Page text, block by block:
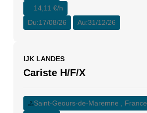
14,11 €/h
Du:17/08/26 Au:31/12/26
IJK LANDES
Cariste H/F/X
Saint-Geours-de-Maremne , France